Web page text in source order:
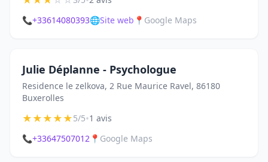
📞+33614080393🌐Site web 📍 Google Maps
Julie Déplanne - Psychologue
Residence le zelkova, 2 Rue Maurice Ravel, 86180
Buxerolles
★★★★★5/5•1 avis
📞+33647507012 📍 Google Maps